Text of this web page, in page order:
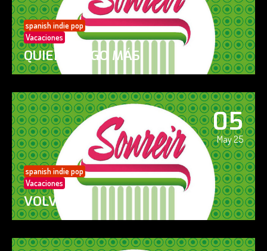
spanish indie pop
Vacaciones
QUIERO ALGO MÁS
05
May 25
spanish indie pop
Vacaciones
VOLVERÁS